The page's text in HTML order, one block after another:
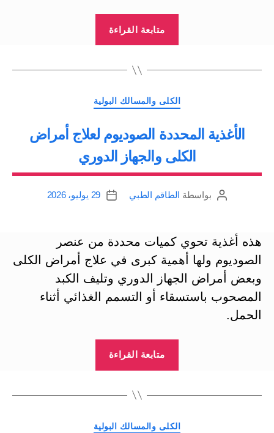
متابعة القراءة
والمسالكالتصنيفات
الكلى والمسالك البولية
الأغذية المحددة الصوديوم لعلاج أمراض
الكلى والجهاز الدوري
كاتببواسطة الطاقم الطبي
تاريخ
29 يوليو، 2026
هذه أغذية تحوي كميات محددة من عنصر
الصوديوم ولها أهمية كبرى في علاج أمراض الكلى
وبعض أمراض الجهاز الدوري وتليف الكبد
المصحوب باستسقاء أو التسمم الغذائي أثناء
الحمل.
متابعة القراءة
أمراضالتصنيفات
الكلى والمسالك البولية